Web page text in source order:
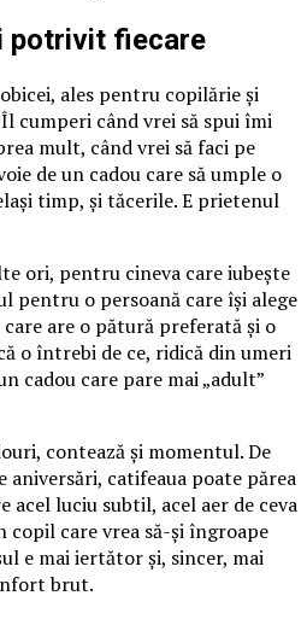
potrivit fiecare
ales pentru copilărie și
cumperi când vrei să spui îmi
mult, când vrei să faci pe
de un cadou care să umple o
timp, și tăcerile. E prietenul
ori, pentru cineva care iubește
pentru o persoană care își alege
are o pătură preferată și o
o întrebi de ce, ridică din umeri
cadou care pare mai „adult”
contează și momentul. De
aniversări, catifeaua poate părea
acel luciu subtil, acel aer de ceva
copil care vrea să-și îngroape
e mai iertător și, sincer, mai
brut.